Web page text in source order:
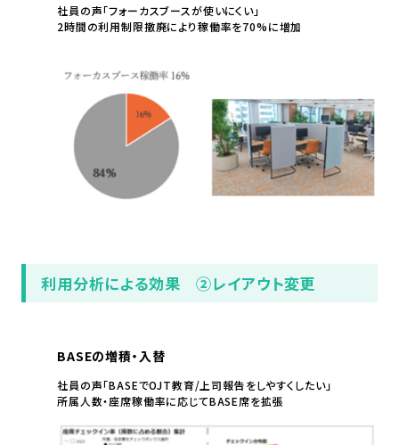
社員の声「フォーカスブースが使いにくい」
2時間の利用制限撤廃により稼働率を70%に増加
利用分析による効果 ②レイアウト変更
BASEの増積・入替
社員の声「BASEでOJT教育/上司報告をしやすくしたい」
所属人数・座席稼働率に応じてBASE席を拡張